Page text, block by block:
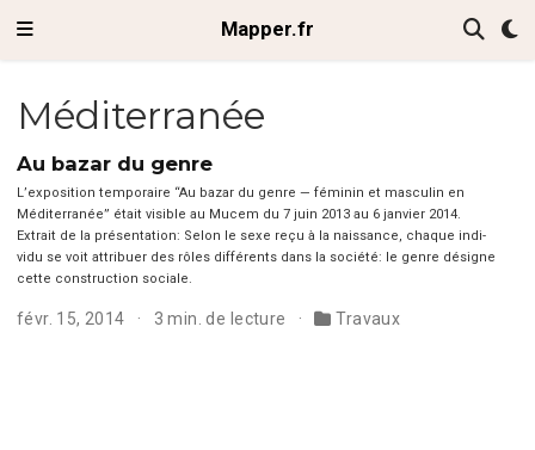
Mapper.fr
Méditerranée
Au bazar du genre
L’ex­po­si­tion tem­po­raire “Au bazar du genre — féminin et mas­culin en
Méditer­ranée” était vis­i­ble au Mucem du 7 juin 2013 au 6 jan­vi­er 2014.
Extrait de la présentation: Selon le sexe reçu à la nais­sance, chaque indi­
vidu se voit attribuer des rôles dif­férents dans la société: le genre désigne
cette con­struc­tion sociale.
févr. 15, 2014 3 min. de lecture Travaux